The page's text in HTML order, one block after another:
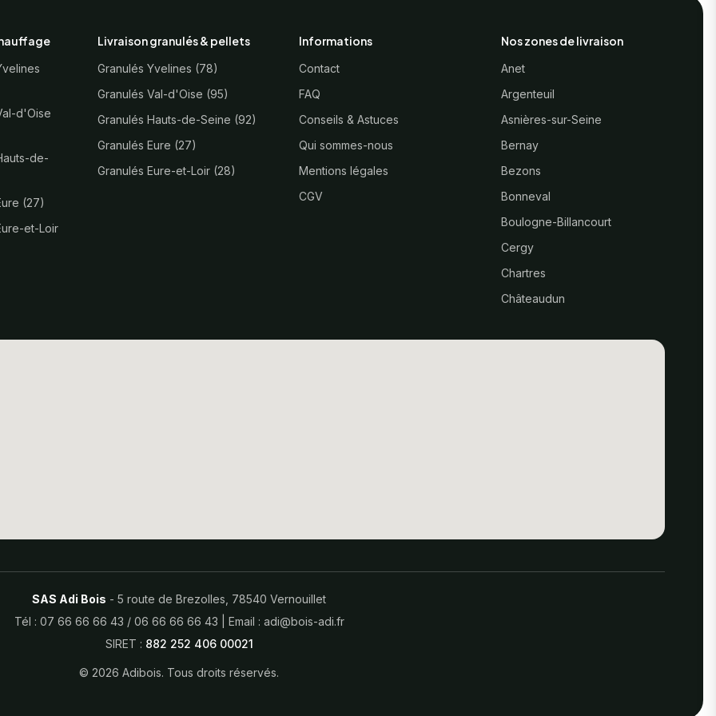
d'Oise
de-
(27)
et-Loir
Livraison granulés & pellets
Granulés Yvelines (78)
Granulés Val-d'Oise (95)
Granulés Hauts-de-Seine (92)
Granulés Eure (27)
Granulés Eure-et-Loir (28)
Informations
Contact
FAQ
Conseils & Astuces
Qui sommes-nous
Mentions légales
CGV
Nos zones de livraison
Anet
Argenteuil
Asnières-sur-Seine
Bernay
Bezons
Bonneval
Boulogne-Billancourt
Cergy
Chartres
Châteaudun
SAS Adi Bois - 5 route de Brezolles, 78540 Vernouillet
Tél : 07 66 66 66 43 / 06 66 66 66 43 | Email : adi@bois-adi.fr
SIRET : 882 252 406 00021
© 2026 Adibois. Tous droits réservés.